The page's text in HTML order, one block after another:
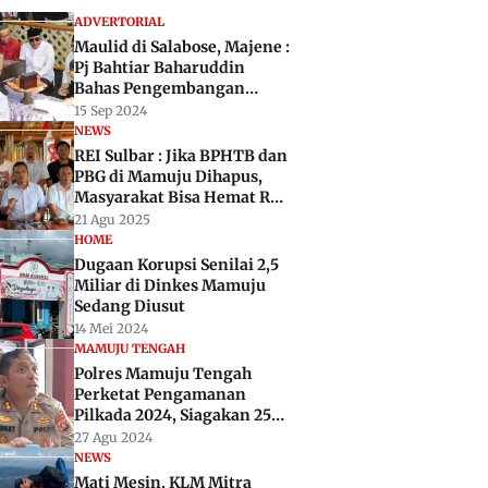
ADVERTORIAL
Maulid di Salabose, Majene :
Pj Bahtiar Baharuddin
Bahas Pengembangan
Wisata Religi
15 Sep 2024
NEWS
REI Sulbar : Jika BPHTB dan
PBG di Mamuju Dihapus,
Masyarakat Bisa Hemat Rp 5
Juta Beli Rumah Subsidi
21 Agu 2025
HOME
Dugaan Korupsi Senilai 2,5
Miliar di Dinkes Mamuju
Sedang Diusut
14 Mei 2024
MAMUJU TENGAH
Polres Mamuju Tengah
Perketat Pengamanan
Pilkada 2024, Siagakan 250
Personel
27 Agu 2024
NEWS
Mati Mesin, KLM Mitra